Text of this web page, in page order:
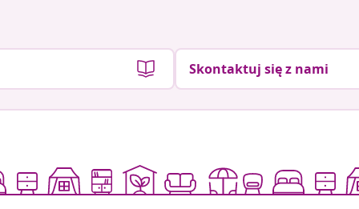
Skontaktuj się z nami